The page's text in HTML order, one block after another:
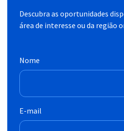
Descubra as oportunidades
área de interesse ou da região
Nome
E-mail